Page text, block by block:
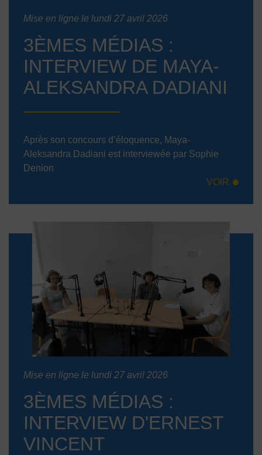
Mise en ligne le lundi 27 avril 2026
3ÈMES MÉDIAS :
INTERVIEW DE MAYA-
ALEKSANDRA DADIANI
Après son concours d’éloquence, Maya-
Aleksandra Dadiani est interviewée par Sophie
Denion
VOIR
Mise en ligne le lundi 27 avril 2026
3ÈMES MÉDIAS :
INTERVIEW D'ERNEST
VINCENT